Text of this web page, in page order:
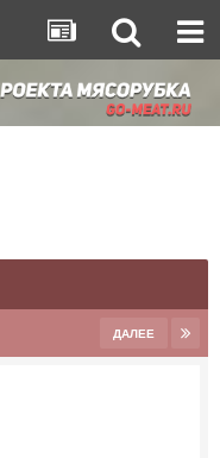
ДАЛЕЕ